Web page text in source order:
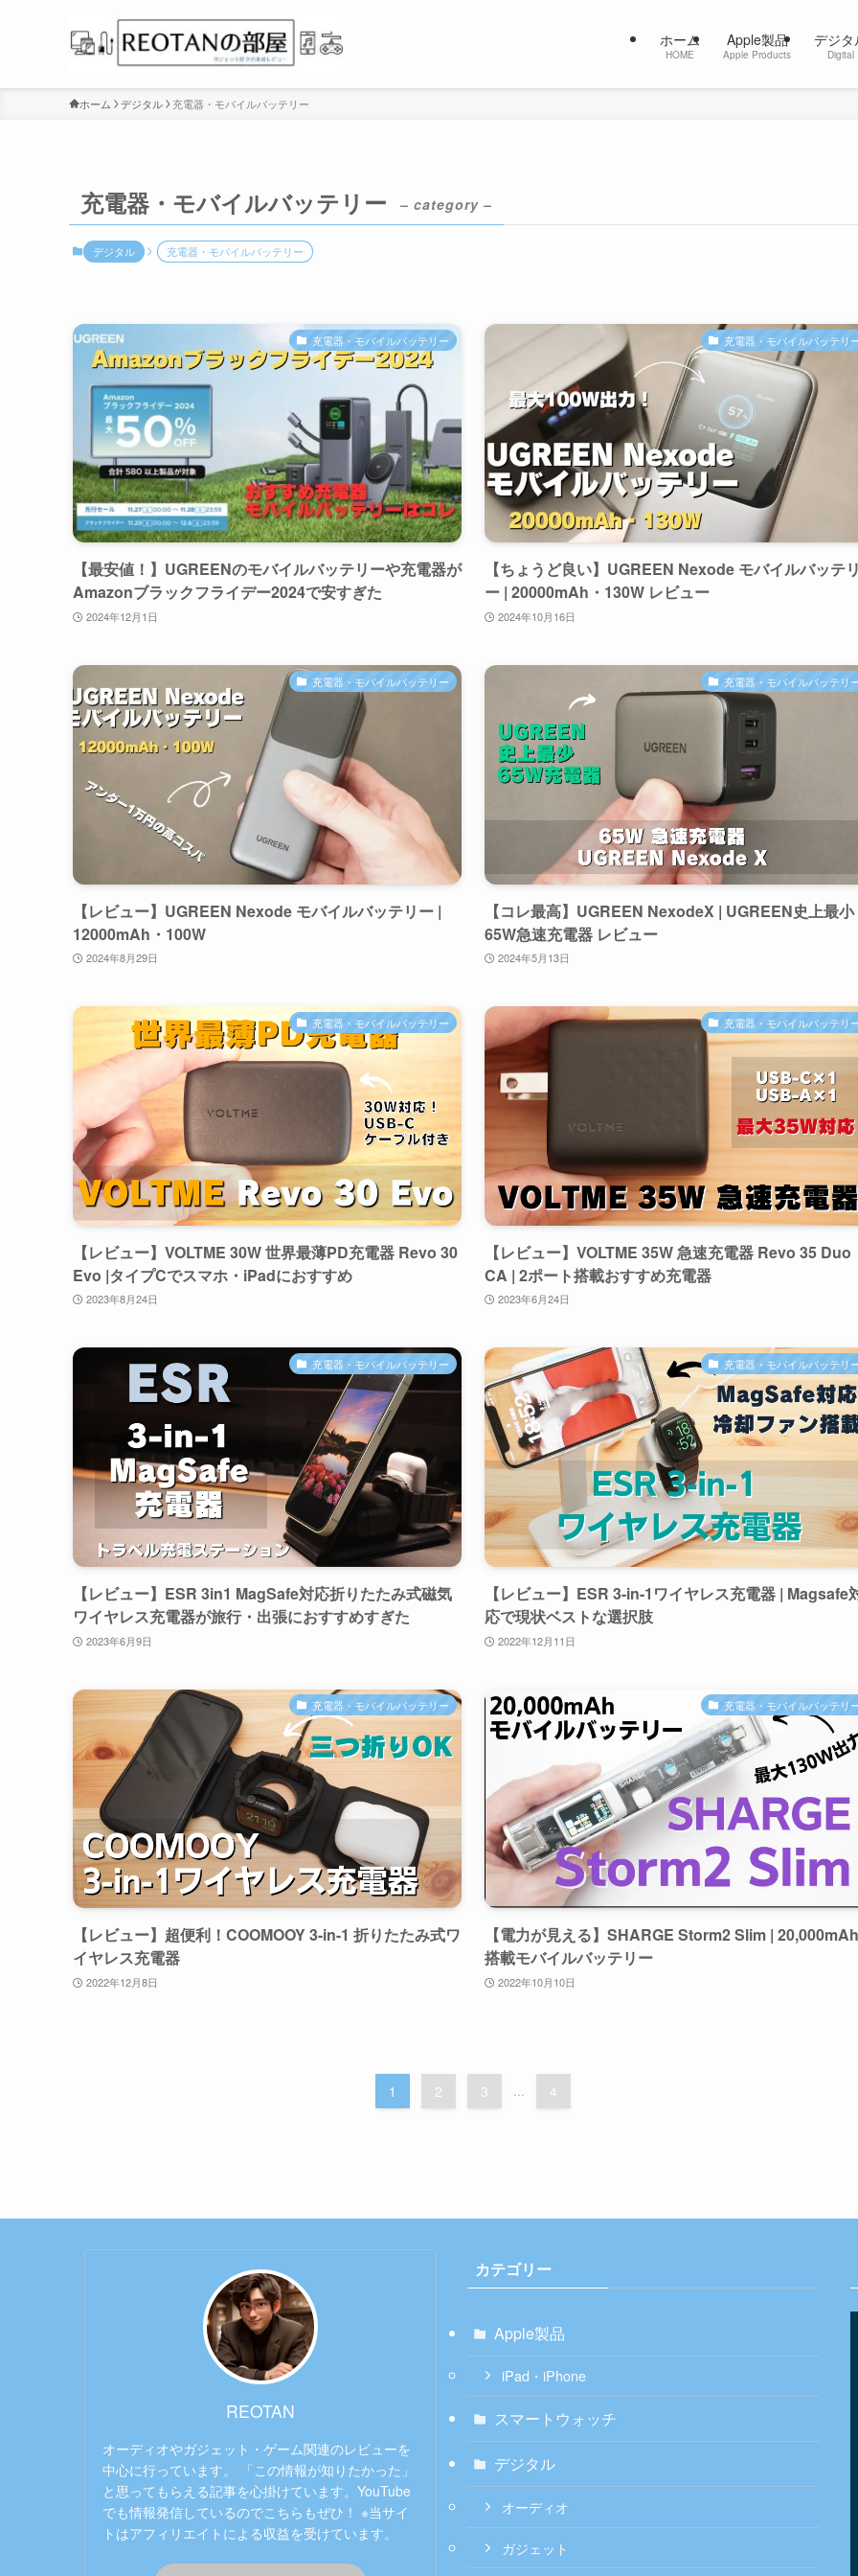
ホーム
HOME
Apple製品
Apple Products
デジタ
Digital
ホーム デジタル 充電器・モバイルバッテリー
充電器・モバイルバッテリー – category –
デジタル 充電器・モバイルバッテリー
充電器・モバイルバッテリー
【最安値！】UGREENのモバイルバッテリーや充電器が
Amazonブラックフライデー2024で安すぎた
2024年12月1日
充電器・モバイルバッテリ
【ちょうど良い】UGREEN Nexode モバイルバッテ
ー | 20000mAh・130W レビュー
2024年10月16日
充電器・モバイルバッテリー
【レビュー】UGREEN Nexode モバイルバッテリー |
12000mAh・100W
2024年8月29日
充電器・モバイルバッテリ
【コレ最高】UGREEN NexodeX | UGREEN史上最小
65W急速充電器 レビュー
2024年5月13日
充電器・モバイルバッテリー
【レビュー】VOLTME 30W 世界最薄PD充電器 Revo 30
Evo |タイプCでスマホ・iPadにおすすめ
2023年8月24日
充電器・モバイルバッテリ
【レビュー】VOLTME 35W 急速充電器 Revo 35 Duo
CA | 2ポート搭載おすすめ充電器
2023年6月24日
充電器・モバイルバッテリー
【レビュー】ESR 3in1 MagSafe対応折りたたみ式磁気
ワイヤレス充電器が旅行・出張におすすめすぎた
2023年6月9日
充電器・モバイルバッテリ
【レビュー】ESR 3-in-1ワイヤレス充電器 | Magsafe
応で現状ベストな選択肢
2022年12月11日
充電器・モバイルバッテリー
【レビュー】超便利！COOMOOY 3-in-1 折りたたみ式ワ
イヤレス充電器
2022年12月8日
充電器・モバイルバッテリ
【電力が見える】SHARGE Storm2 Slim | 20,000mAh
搭載モバイルバッテリー
2022年10月10日
1 2 3 ... 4
REOTAN
オーディオやガジェット・ゲーム関連のレビューを
中心に行っています。 「この情報が知りたかった」
と思ってもらえる記事を心掛けています。YouTube
でも情報発信しているのでこちらもぜひ！ ※当サイ
トはアフィリエイトによる収益を受けています。
カテゴリー
Apple製品
iPad・iPhone
スマートウォッチ
デジタル
オーディオ
ガジェット